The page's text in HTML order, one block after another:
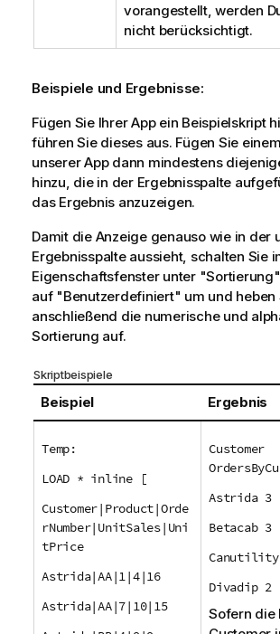
vorangestellt, werden
nicht berücksichtigt.
Beispiele und Ergebnisse:
Fügen Sie Ihrer App ein Beispielskript
führen Sie dieses aus. Fügen Sie
unserer App dann mindestens
hinzu, die in der Ergebnisspalte
das Ergebnis anzuzeigen.
Damit die Anzeige genauso wie in der
Ergebnisspalte aussieht, schalten Sie
Eigenschaftsfenster unter
auf "Benutzerdefiniert" um und heben
anschließend die numerische und
Sortierung auf.
Skriptbeispiele
Beispiel Ergebnis
Temp:
LOAD * inline [
Customer|Product|Orde
rNumber|UnitSales|Uni
tPrice
Astrida|AA|1|4|16
Astrida|AA|7|10|15
Customer
Astrida 3
Betacab 3
Divadip 2
Sofern die